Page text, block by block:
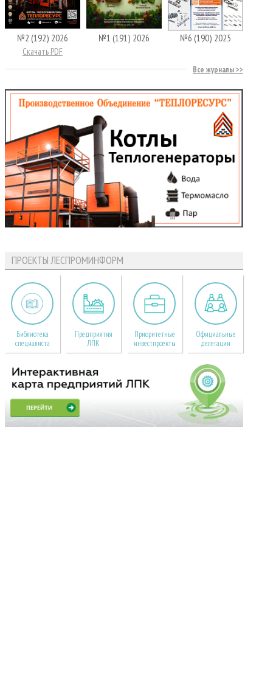
№2 (192) 2026
Скачать PDF
№1 (191) 2026 №6 (190) 2025
Все журналы
ПРОЕКТЫ ЛЕСПРОМИНФОРМ
Библиотека
специалиста
Предприятия
ЛПК
Приоритетные
инвестпроекты
Официальные
делегации